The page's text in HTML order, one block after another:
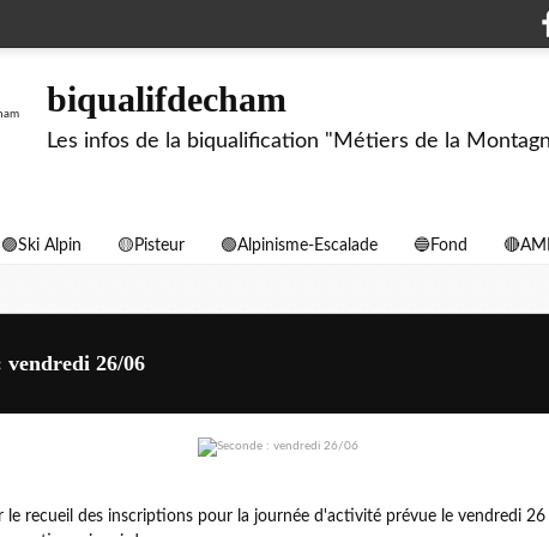
biqualifdecham
Les infos de la biqualification "Métiers de la
🟣Ski Alpin 🟡Pisteur 🟢Alpinisme-Escalade 🔵Fond
vendredi 26/06
le recueil des inscriptions pour la journée d'activité prévue le vendredi